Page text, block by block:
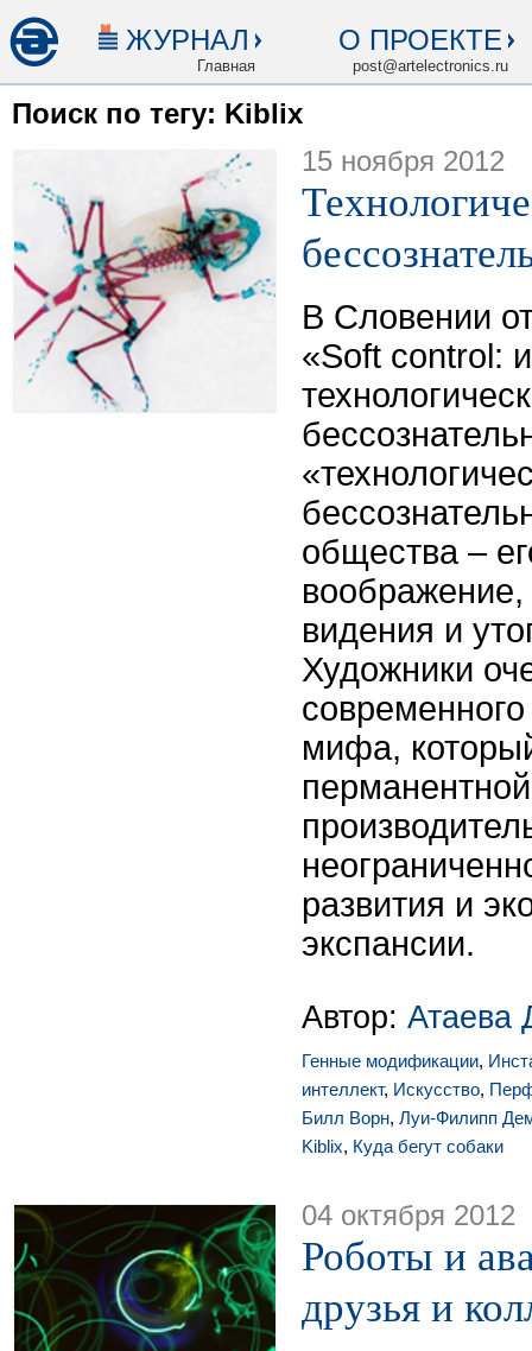
ЖУРНАЛ
Главная
О ПРОЕКТЕ
post@artelectronics.ru
Поиск по тегу: Kiblix
15 ноября 2012
В Словении
«Soft control:
общества –
воображение,
видения и
Художники
современного
мифа,
развития и
экспансии.
Автор: Атаева
Генные модификации,
интеллект, Искусство,
Билл Ворн, Луи-Филипп
Kiblix, Куда бегут собаки
04 октября 2012
Роботы и
друзья и